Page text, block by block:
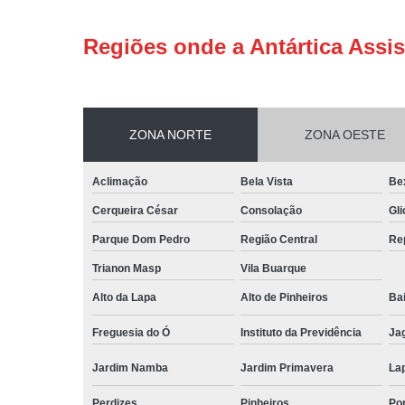
Regiões onde a Antártica
ZONA NORTE ZONA OESTE
Aclimação Bela Vista
Cerqueira César Consolação
Parque Dom Pedro Região Central
Trianon Masp Vila Buarque
Alto da Lapa Alto de Pinheiros
Freguesia do Ó Instituto da Previdência
Jardim Namba Jardim Primavera